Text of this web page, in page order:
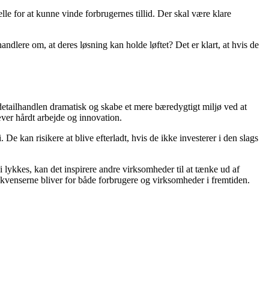
for at kunne vinde forbrugernes tillid. Der skal være klare
om, at deres løsning kan holde løftet? Det er klart, at hvis de
dramatisk og skabe et mere bæredygtigt miljø ved at
hårdt arbejde og innovation.
kan risikere at blive efterladt, hvis de ikke investerer i den slags
kan det inspirere andre virksomheder til at tænke ud af
bliver for både forbrugere og virksomheder i fremtiden.